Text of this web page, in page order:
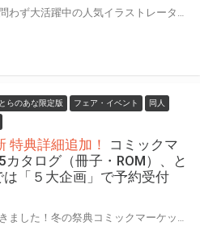
とらのあな限定版 フェア・イベント 同人
典詳細追加！
コミックマ
カタログ（冊子・ROM）、と
は「５大企画」で予約受付